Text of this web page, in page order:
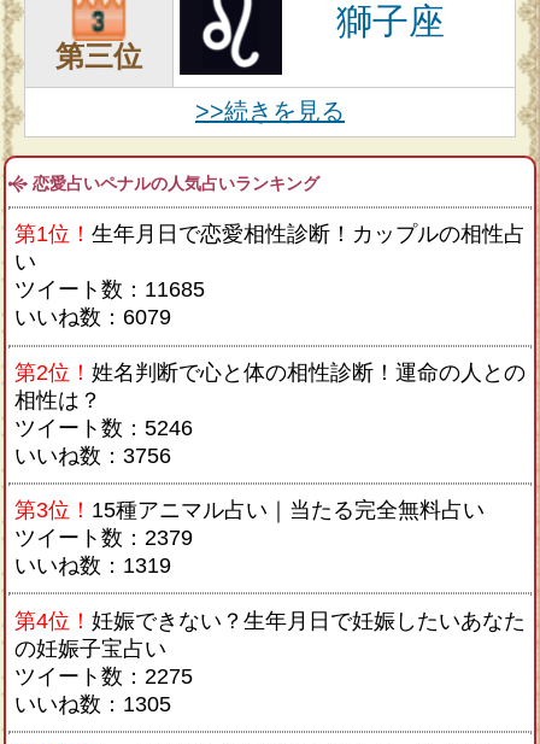
第三位
獅子座
>>続きを見る
恋愛占いペナルの人気占いランキング
第1位！ 生年月日で恋愛相性診断！カップルの相性占
い
ツイート数：11685
いいね数：6079
第2位！ 姓名判断で心と体の相性診断！運命の人との
相性は？
ツイート数：5246
いいね数：3756
第3位！ 15種アニマル占い｜当たる完全無料占い
ツイート数：2379
いいね数：1319
第4位！ 妊娠できない？生年月日で妊娠したいあなた
の妊娠子宝占い
ツイート数：2275
いいね数：1305